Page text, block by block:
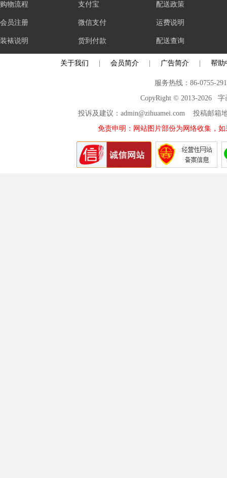
购物流程
会员注册
装裱说明
支付宝
微信支付
货到付款
配送政策
运费说明
配送查询
关于我们 会员简介 广告简介 帮助
服务热线：86-0755-
CopyRight © 2013-2026 字
投诉及建议：admin@zihuamei.com 投稿邮
免责申明：网站图片部份为网络收集，